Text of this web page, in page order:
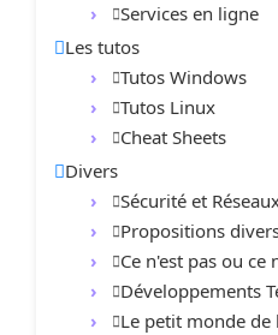
Services en ligne
Les tutos
Tutos Windows
Tutos Linux
Cheat Sheets
Divers
Sécurité et
Propositions
Ce n'est pas ou ce
Développements
Le petit monde de